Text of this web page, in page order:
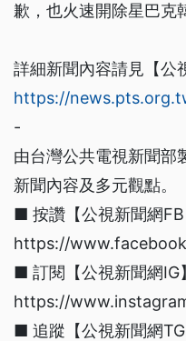
歉，也火速開除星巴克
詳細新聞內容請見【公
https://
-
由台灣公共電視新聞部
新聞內容及多元觀點。
■ 按讚【公視新聞網FB
https://
■ 訂閱【公視新聞網IG】
https://
■ 追蹤【公視新聞網TG